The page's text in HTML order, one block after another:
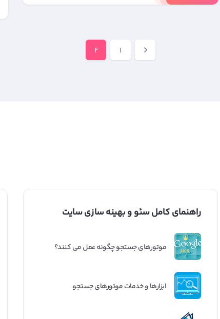
1
2
راهنمای کامل سئو و بهینه سازی سایت
موتورهای جستجو چگونه عمل می کنند؟
ابزارها و خدمات موتورهای جستجو